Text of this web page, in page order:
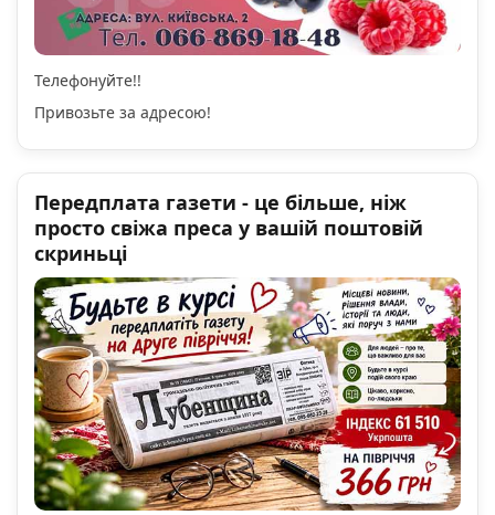
Телефонуйте!!
Привозьте за адресою!
Передплата газети - це більше, ніж
просто свіжа преса у вашій поштовій
скриньці